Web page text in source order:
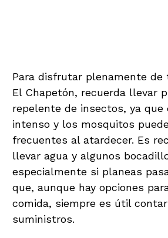
Para disfrutar plenamente de
El Chapetón, recuerda llevar
repelente de insectos, ya que
intenso y los mosquitos
frecuentes al atardecer. Es
llevar agua y algunos
especialmente si planeas
que, aunque hay opciones
comida, siempre es útil
suministros.